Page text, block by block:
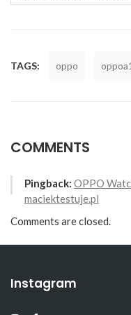
TAGS: oppo
COMMENTS
Pingback: OPPO
maciektestuje.pl
Comments are closed.
Instagram